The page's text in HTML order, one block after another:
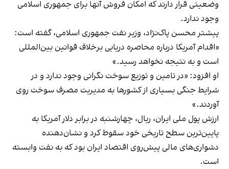
وضعیتی قرار دارند که امکان فروش آنها برای جمهوری اسلامی
وجود ندارد.
پیشتر محسن پاک‌نژاد، وزیر نفت جمهوری اسلامی، گفته است:
«اقدام آمریکا درباره محاصره دریایی برخلاف قوانین بین‌المللی
است و به نتیجه نخواهد رسید.»
او افزود: «در تامین و توزیع سوخت نگرانی وجود ندارد و در
شرایط جنگی بسیاری از کشورها به مدیریت مصرف سوخت روی
آوردند.»
ارزش پول ملی ایران، ریال، چهارشنبه در برابر دلار آمریکا به
پایین‌ترین سطح تاریخی خود سقوط کرد و نشان‌دهنده
دشواری‌های مالی پیش‌روی اقتصاد ایران بود که به نفت وابسته
است.